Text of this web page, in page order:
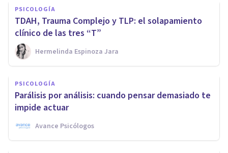
PSICOLOGÍA
TDAH, Trauma Complejo y TLP: el solapamiento
clínico de las tres “T”
Hermelinda Espinoza Jara
PSICOLOGÍA
Parálisis por análisis: cuando pensar demasiado te
impide actuar
Avance Psicólogos